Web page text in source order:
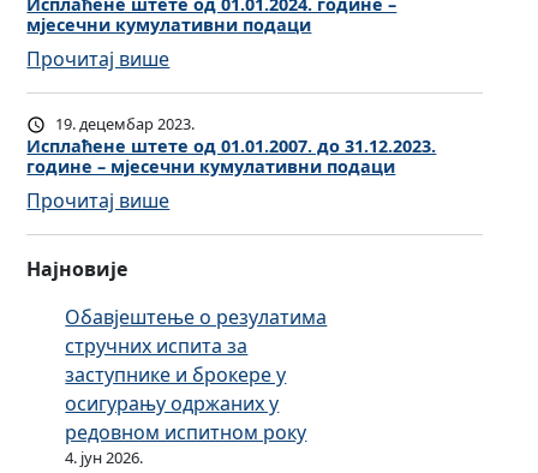
мјесечни кумулативни подаци
Прочитај више:
И
с
п
л
а
ћ
е
ш
т
е
т
19. децембар 2023.
Исплаћене штете од 01.01.2007. до 31.12.2023.
године – мјесечни кумулативни подаци
Прочитај више:
И
л
а
ћ
е
н
Најновије
Обавјештење о резулатима
стручних испита за
заступнике и брокере у
осигурању одржаних у
редовном испитном року
4. јун 2026.